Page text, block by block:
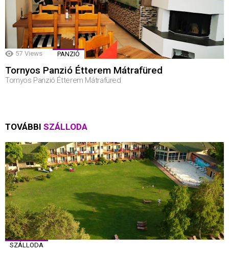
57 Views PANZIÓ
Tornyos Panzió Étterem Mátrafüred
Tornyos Panzió Étterem Mátrafüred
TOVÁBBI SZÁLLODA
SZÁLLODA